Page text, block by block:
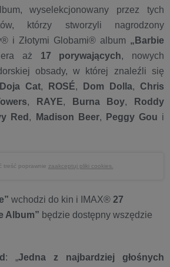
wyselekcjonowany przez tych
którzy stworzyli nagrodzony
i Złotymi Globami® album „Barbie
aż 17 porywających, nowych
obsady, w której znaleźli się
Doja Cat, ROSÉ, Dom Dolla, Chris
, RAYE, Burna Boy,
Roddy
Red , Madison Beer, Peggy Gou i
treść poprawnie zaakceptuj pliki cookies.
wchodzi do kin i IMAX® 27
Album” będzie dostępny wszędzie
: „Jedna z najbardziej głośnych